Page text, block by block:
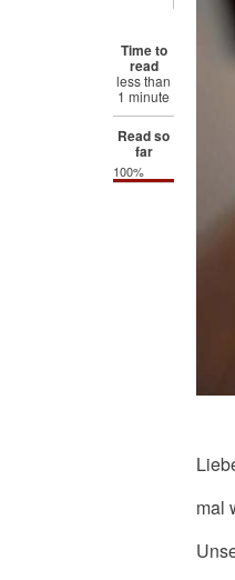
Time to
read
less than
1 minute
Read so
far
100%
mal